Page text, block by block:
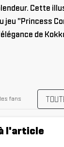
Cette
"Princess
de
fans
l'article